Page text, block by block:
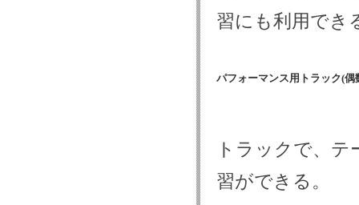
習にも利用でき
パフォーマンス用トラック(偶
トラックで、
習ができる。